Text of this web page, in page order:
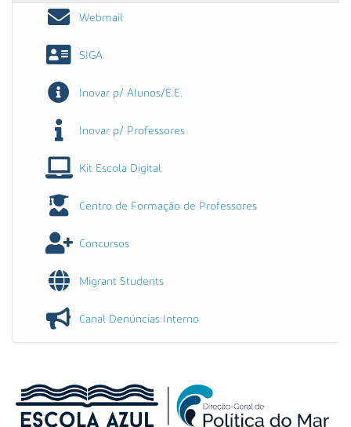
Webmail
SIGA
Inovar p/ Alunos/E.E.
Inovar p/ Professores
Kit Escola Digital
Centro de Formação de Professores
Concursos
Migrant Students
Canal Denúncias Interno